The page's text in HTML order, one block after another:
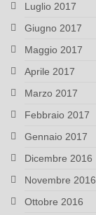
Luglio 2017
Giugno 2017
Maggio 2017
Aprile 2017
Marzo 2017
Febbraio 2017
Gennaio 2017
Dicembre 2016
Novembre 2016
Ottobre 2016